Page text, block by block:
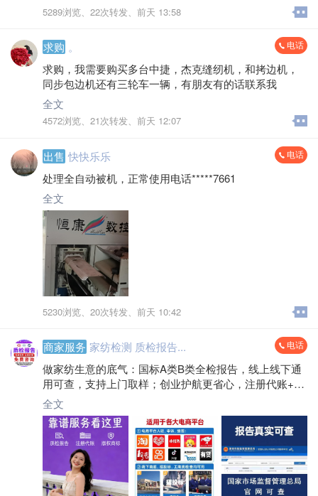
5289浏览、 22次转发、 前天 13:58
求购 。 电话
求购，我需要购买多台中捷，杰克缝纫机，和拷边机，
同步包边机还有三轮车一辆，有朋友有的话联系我
全文
4572浏览、 21次转发、 前天 12:07
出售 快快乐乐 电话
处理全自动被机，正常使用电话*****7661
全文
5230浏览、 20次转发、 前天 10:42
商家服务 家纺检测 质检报告... 电话
做家纺生意的底气：国标A类B类全检报告，线上线下通
用可查，支持上门取样；创业护航更省心，注册代账+商
标版权一站式搞定，专业服务不打烊～
全文